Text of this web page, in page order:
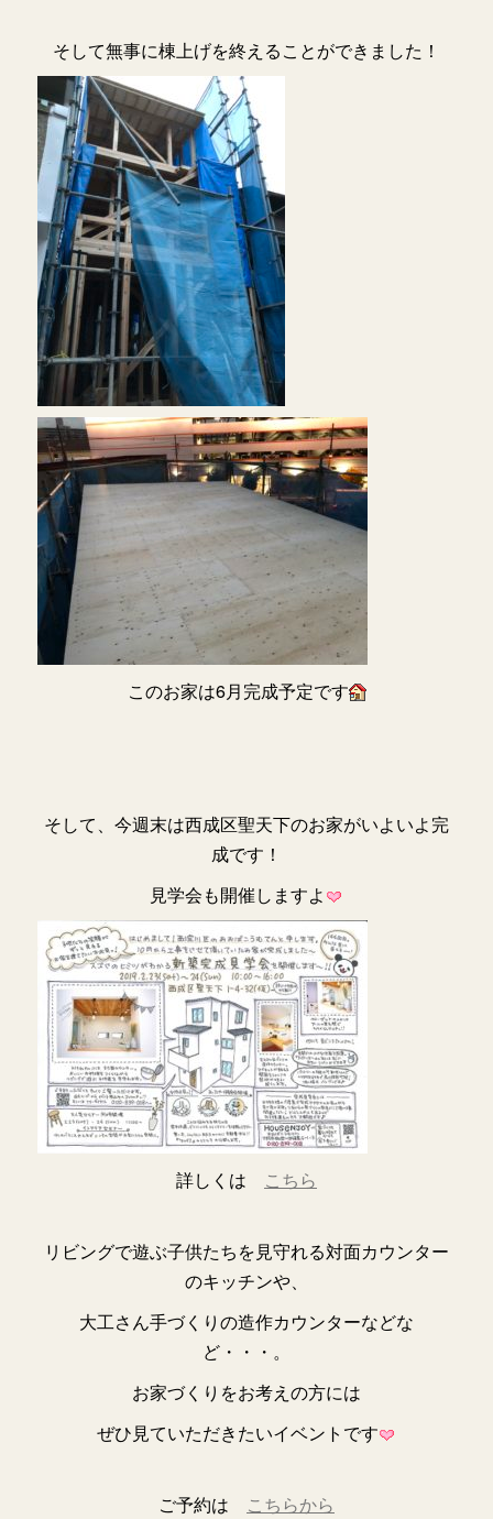
そして無事に棟上げを終えることができました！
このお家は6月完成予定です
そして、今週末は西成区聖天下のお家がいよいよ完
成です！
見学会も開催しますよ
詳しくは こちら
リビングで遊ぶ子供たちを見守れる対面カウンター
のキッチンや、
大工さん手づくりの造作カウンターなどな
ど・・・。
お家づくりをお考えの方には
ぜひ見ていただきたいイベントです
ご予約は こちらから